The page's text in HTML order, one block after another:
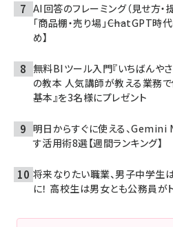
AI回答のフレーミング（見せ方・
「商品棚・売り場」――ChatGPT
め】
無料BIツール入門『いちばんや
の教本 人気講師が教える業務
基本』を3名様にプレゼント
明日からすぐに使える、
す活用術8選【週間ランキング】
将来なりたい職業、男子中学
に！ 高校生は男女とも公務員が